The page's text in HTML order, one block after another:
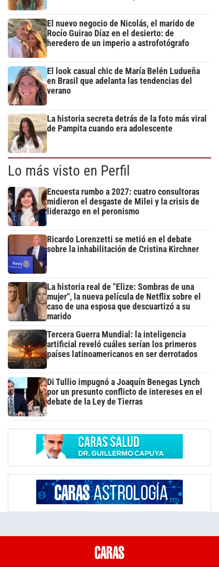
El nuevo negocio de Nicolás, el marido de
Rocío Guirao Díaz en el desierto: de
heredero de un imperio a astrofotógrafo
El look casual chic de María Belén Ludueña
en Brasil que adelanta las tendencias del
verano
La historia secreta detrás de la foto más viral
de Pampita cuando era adolescente
Lo más visto en Perfil
Encuesta rumbo a 2027: cuatro consultoras
midieron el desgaste de Milei y la crisis de
liderazgo en el peronismo
Ricardo Lorenzetti se metió en el debate
sobre la inhabilitación de Cristina Kirchner
La historia real de "Elize: Sombras de una
mujer", la nueva película de Netflix sobre el
caso de una esposa que descuartizó a su
marido
Tercera Guerra Mundial: la inteligencia
artificial reveló cuáles serían los primeros
países latinoamericanos en ser derrotados
Di Tullio impugnó a Joaquín Benegas Lynch
por un presunto conflicto de intereses en el
debate de la Ley de Tierras